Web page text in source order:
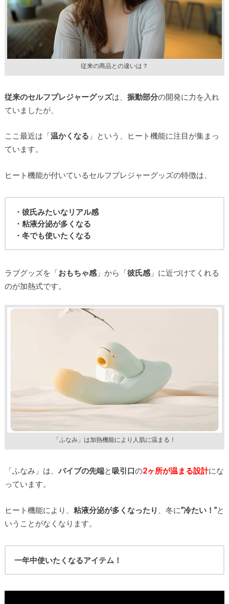
従来の商品との違いは？
従来のセルフプレジャーグッズは、 振動部分の開発に力を入れ
ていましたが、
ここ最近は「温かくなる 」という、ヒート機能に注目が集まっ
ています。
ヒート機能が付いているセルフプレジャーグッズの特徴は、
・彼氏みたいなリアル感
・粘液分泌が多くなる
・冬でも使いたくなる
ラブグッズを「おもちゃ感」から「彼氏感」に近づけてくれる
のが加熱式です。
「ふなみ」は加熱機能により人肌に温まる！
「ふなみ」は、 バイブの先端と吸引口の2ヶ所が温まる設計にな
っています。
ヒート機能により、 粘液分泌が多くなったり 、冬に”冷たい！”と
いうことがなくなります。
一年中使いたくなるアイテム！